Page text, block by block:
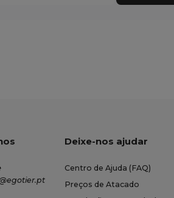
Deixe-nos ajudar
Centro de Ajuda (FAQ)
Preços de Atacado